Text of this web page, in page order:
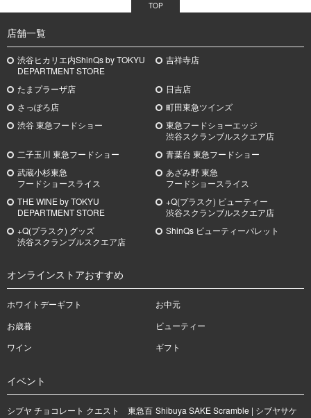
TOP
店舗一覧
渋谷ヒカリエ内ShinQs by TOKYU
DEPARTMENT STORE
吉祥寺店
たまプラーザ店
日吉店
さっぽろ店
町田東急ツインズ
渋谷 東急フードショー
東急フードショーエッジ
渋谷スクランブルスクエア店
二子玉川 東急フードショー
青葉台 東急フードショー
武蔵小杉東急
フードショースライス
あざみ野東急
フードショースライス
THE WINE by TOKYU
DEPARTMENT STORE
+Q(プラスク) ビューティー
渋谷スクランブルスクエア店
+Q(プラスク) グッズ
渋谷スクランブルスクエア店
ShinQs ビューティーパレット
オンラインストアおすすめ
ホワイトデーギフト
お中元
お歳暮
ビューティー
ワイン
ギフト
イベント
シブヤ チョコレート クエスト 東急百 Shibuya SAKE Scramble | シブヤサケ